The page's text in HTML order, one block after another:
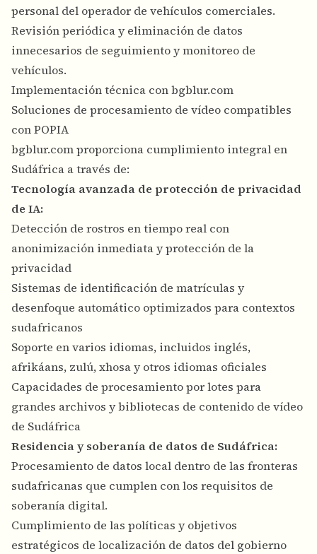
personal del operador de vehículos comerciales.
Revisión periódica y eliminación de datos
innecesarios de seguimiento y monitoreo de
vehículos.
Implementación técnica con bgblur.com
Soluciones de procesamiento de vídeo compatibles
con POPIA
bgblur.com proporciona cumplimiento integral en
Sudáfrica a través de:
Tecnología avanzada de protección de privacidad
de IA:
Detección de rostros en tiempo real con
anonimización inmediata y protección de la
privacidad
Sistemas de identificación de matrículas y
desenfoque automático optimizados para contextos
sudafricanos
Soporte en varios idiomas, incluidos inglés,
afrikáans, zulú, xhosa y otros idiomas oficiales
Capacidades de procesamiento por lotes para
grandes archivos y bibliotecas de contenido de vídeo
de Sudáfrica
Residencia y soberanía de datos de Sudáfrica:
Procesamiento de datos local dentro de las fronteras
sudafricanas que cumplen con los requisitos de
soberanía digital.
Cumplimiento de las políticas y objetivos
estratégicos de localización de datos del gobierno